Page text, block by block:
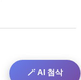
🪄 AI 첨삭